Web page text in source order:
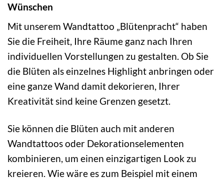
Wünschen
Mit unserem Wandtattoo „Blütenpracht“ haben
Sie die Freiheit, Ihre Räume ganz nach Ihren
individuellen Vorstellungen zu gestalten. Ob Sie
die Blüten als einzelnes Highlight anbringen oder
eine ganze Wand damit dekorieren, Ihrer
Kreativität sind keine Grenzen gesetzt.
Sie können die Blüten auch mit anderen
Wandtattoos oder Dekorationselementen
kombinieren, um einen einzigartigen Look zu
kreieren. Wie wäre es zum Beispiel mit einem